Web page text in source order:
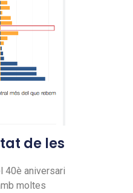
de les
40è aniversari
moltes